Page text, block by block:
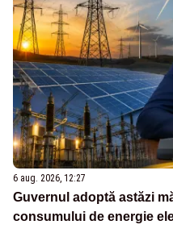
6 aug. 2026, 12:27
Guvernul adoptă astăzi
consumului de energie